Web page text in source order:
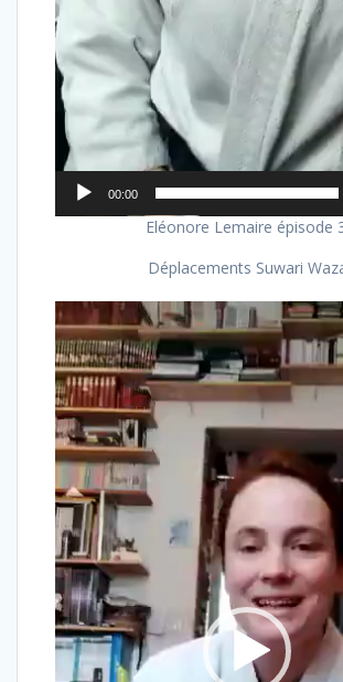
00:00
Eléonore Lemaire épisode
Déplacements Suwari
Lecteur
vidéo